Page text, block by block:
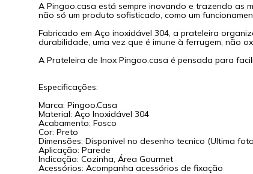
A Pingoo.casa está sempre inovando e trazendo as
não só um produto sofisticado, como um
Fabricado em Aço inoxidável 304, a prateleira
durabilidade, uma vez que é imune à ferrugem, não
A Prateleira de Inox Pingoo.casa é pensada para
Especificações:
Marca: Pingoo.Casa
Material: Aço Inoxidável 304
Acabamento: Fosco
Cor: Preto
Dimensões: Disponivel no desenho tecnico (Ultima
Aplicação: Parede
Indicação: Cozinha, Área Gourmet
Acessórios: Acompanha acessórios de fixação